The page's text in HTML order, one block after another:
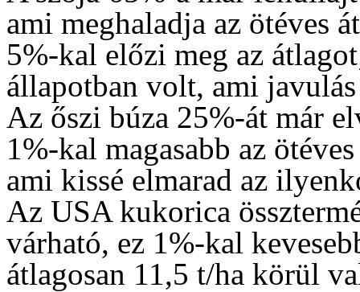
ami meghaladja az ötéves
5%-kal előzi meg az
állapotban volt, ami
Az őszi búza 25%-át már
1%-kal magasabb az
ami kissé elmarad az
Az USA kukorica
várható, ez 1%-kal
átlagosan 11,5 t/ha körül